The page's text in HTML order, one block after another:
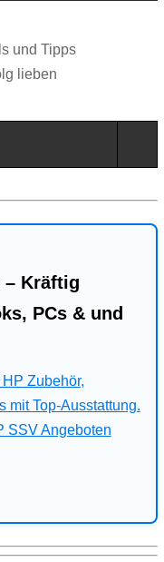
und Tipps
lieben
– Kräftig
PCs & und
Zubehör,
mit Top-Ausstattung.
SSV Angeboten